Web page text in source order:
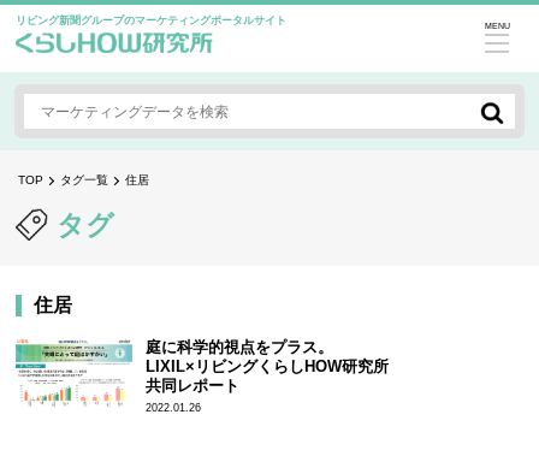
リビング新聞グループのマーケティングポータルサイト MENU
TOP タグ一覧 住居
タグ
住居
庭に科学的視点をプラス。
LIXIL×リビングくらしHOW研究所
共同レポート
2022.01.26